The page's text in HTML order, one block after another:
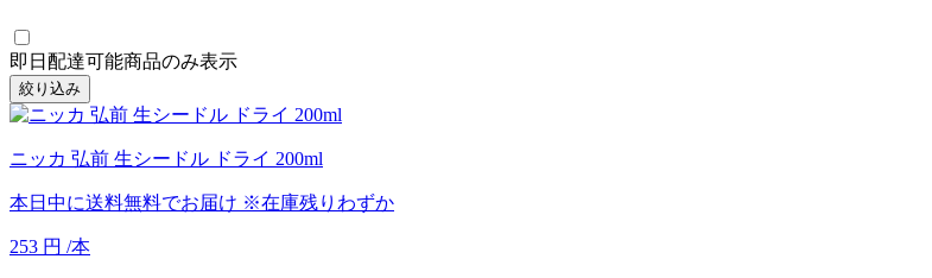
即日配達可能商品のみ表示
絞り込み
ニッカ 弘前 生シードル ドライ 200ml
本日中に送料無料でお届け ※在庫残りわずか
253 円 /本